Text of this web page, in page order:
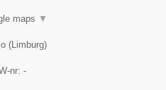
maps ▼
( Limburg)
nr: -